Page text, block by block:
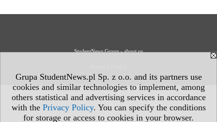
Grupa StudentNews.pl Sp. z o.o. and its partners use
cookies and similar technologies to implement, among
others statistical and advertising services in accordance
with the Privacy Policy. You can specify the conditions
for storage or access to cookies in your browser.
StudentNews Group - about us